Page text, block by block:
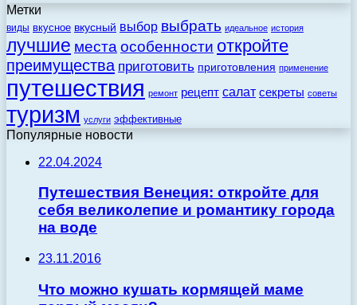
Метки
виды вкусное вкусный выбор выбрать идеальное история
лучшие места особенности откройте
преимущества приготовить приготовления применение
путешествия ремонт рецепт салат секреты советы
туризм услуги эффективные
Популярные новости
22.04.2024
Путешествия Венеция: откройте для
себя великолепие и романтику города
на воде
23.11.2016
Что можно кушать кормящей маме